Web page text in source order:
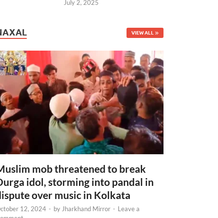
July 2, 2025
VIEW ALL
mob threatened to break
idol, storming into pandal in
over music in Kolkata
12, 2024 - by Jharkhand Mirror - Leave a